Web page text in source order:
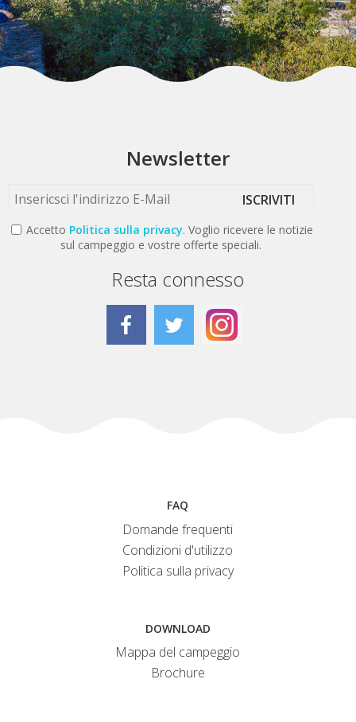
Newsletter
ISCRIVITI
Accetto Politica sulla privacy. Voglio ricevere le notizie
sul campeggio e vostre offerte speciali.
Resta connesso
FAQ
Domande frequenti
Condizioni d'utilizzo
Politica sulla privacy
DOWNLOAD
Mappa del campeggio
Brochure